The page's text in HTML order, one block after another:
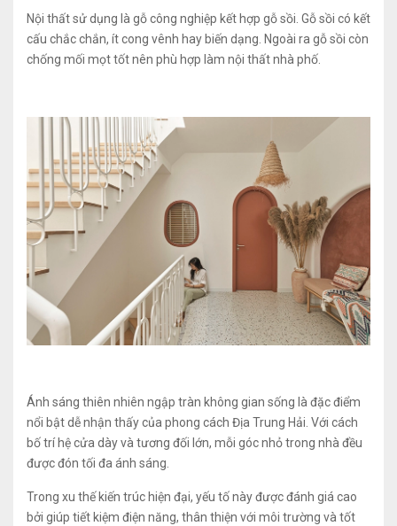
Nội thất sử dụng là gỗ công nghiệp kết hợp gỗ sồi. Gỗ sồi có kết
cấu chắc chắn, ít cong vênh hay biến dạng. Ngoài ra gỗ sồi còn
chống mối mọt tốt nên phù hợp làm nội thất nhà phố.
Ánh sáng thiên nhiên ngập tràn không gian sống là đặc điểm
nổi bật dễ nhận thấy của phong cách Địa Trung Hải. Với cách
bố trí hệ cửa dày và tương đối lớn, mỗi góc nhỏ trong nhà đều
được đón tối đa ánh sáng.
Trong xu thế kiến trúc hiện đại, yếu tố này được đánh giá cao
bởi giúp tiết kiệm điện năng, thân thiện với môi trường và tốt